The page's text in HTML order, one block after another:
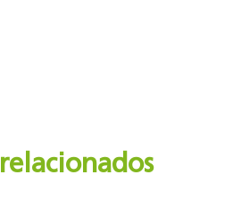
relacionados